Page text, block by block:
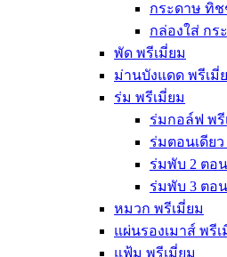
กระดาษ ทิช
กล่องใส่ กร
พัด พรีเมี่ยม
ม่านบังแดด พรีเมี่
ร่ม พรีเมี่ยม
ร่มกอล์ฟ พรี
ร่มตอนเดียว
ร่มพับ 2 ตอ
ร่มพับ 3 ตอ
หมวก พรีเมี่ยม
แผ่นรองเมาส์ พรีเ
แฟ้ม พรีเมี่ยม